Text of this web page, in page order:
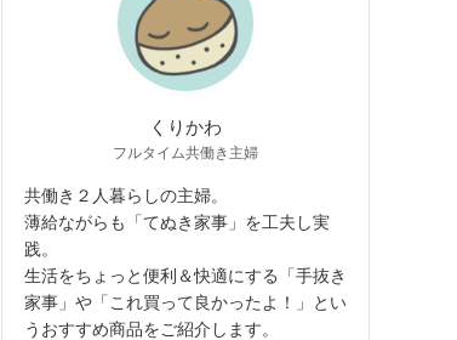
くりかわ
フルタイム共働き主婦
共働き２人暮らしの主婦。
薄給ながらも「てぬき家事」を工夫し実
践。
生活をちょっと便利＆快適にする「手抜き
家事」や「これ買って良かったよ！」とい
うおすすめ商品をご紹介します。